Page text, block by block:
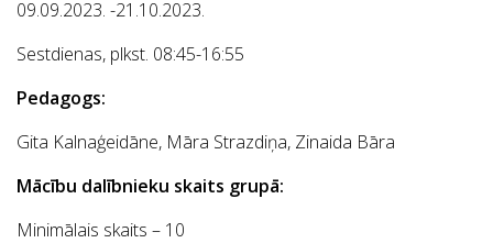
09.09.2023. -21.10.2023.
Sestdienas, plkst. 08:45-16:55
Pedagogs:
Gita Kalnaģeidāne, Māra Strazdiņa, Zinaida Bāra
Mācību dalībnieku skaits grupā:
Minimālais skaits – 10